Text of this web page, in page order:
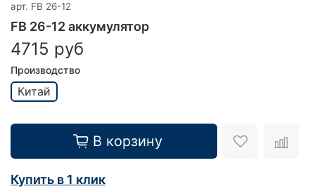
арт. FB 26-12
FB 26-12 аккумулятор
4715 руб
Производство
Китай
В корзину
Купить в 1 клик